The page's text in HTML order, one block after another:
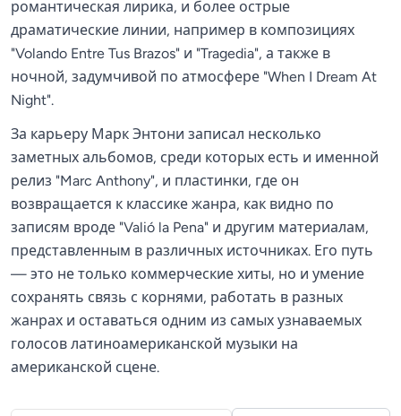
романтическая лирика, и более острые
драматические линии, например в композициях
"Volando Entre Tus Brazos" и "Tragedia", а также в
ночной, задумчивой по атмосфере "When I Dream At
Night".
За карьеру Марк Энтони записал несколько
заметных альбомов, среди которых есть и именной
релиз "Marc Anthony", и пластинки, где он
возвращается к классике жанра, как видно по
записям вроде "Valió la Pena" и другим материалам,
представленным в различных источниках. Его путь
— это не только коммерческие хиты, но и умение
сохранять связь с корнями, работать в разных
жанрах и оставаться одним из самых узнаваемых
голосов латиноамериканской музыки на
американской сцене.